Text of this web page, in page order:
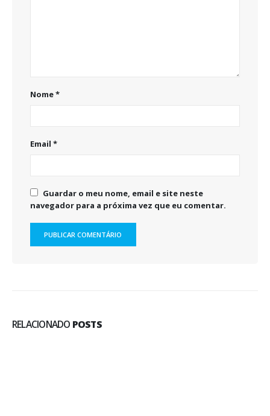
Nome*
Email *
Guardar o meu nome, email e site neste
navegador para a próxima vez que eu comentar.
RELACIONADO POSTS